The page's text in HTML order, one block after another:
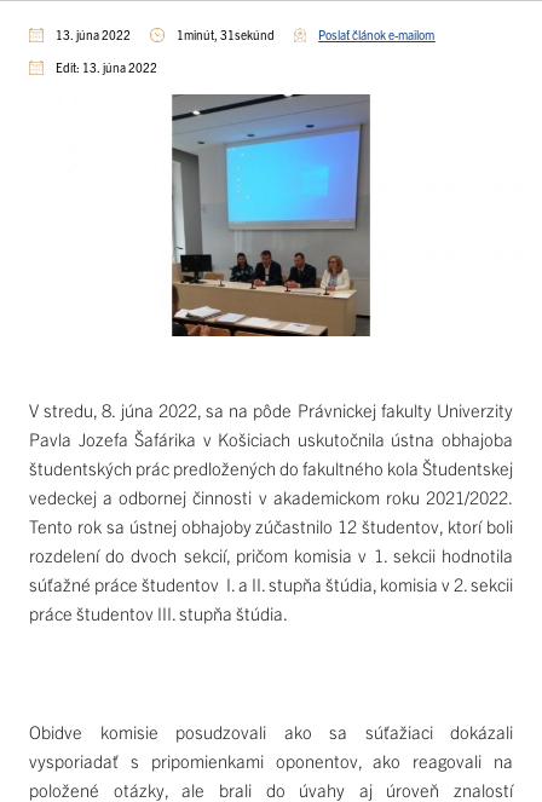
13. júna 2022 1minút, 31sekúnd Poslať článok e-mailom
Edit: 13. júna 2022
V stredu, 8. júna 2022, sa na pôde Právnickej fakulty Univerzity
Pavla Jozefa Šafárika v Košiciach uskutočnila ústna obhajoba
študentských prác predložených do fakultného kola Študentskej
vedeckej a odbornej činnosti v akademickom roku 2021/2022.
Tento rok sa ústnej obhajoby zúčastnilo 12 študentov, ktorí boli
rozdelení do dvoch sekcií, pričom komisia v 1. sekcii hodnotila
súťažné práce študentov I. a II. stupňa štúdia, komisia v 2. sekcii
práce študentov III. stupňa štúdia.
Obidve komisie posudzovali ako sa súťažiaci dokázali
vysporiadať s pripomienkami oponentov, ako reagovali na
položené otázky, ale brali do úvahy aj úroveň znalostí